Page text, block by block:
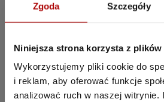
Zgoda Szczegóły
Niniejsza strona korzysta z plików
Wykorzystujemy pliki cookie do
i reklam, aby oferować funkcje
analizować ruch w naszej witrynie.
10 błędów, o
chciałbym